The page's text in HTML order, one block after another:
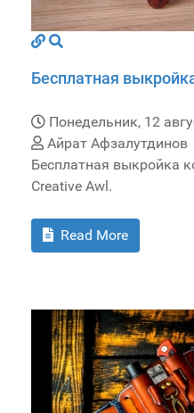
Бесплатная
Понедельник, 12
Айрат Афзалутдинов
Бесплатная выкройка
Creative Awl.
Read More